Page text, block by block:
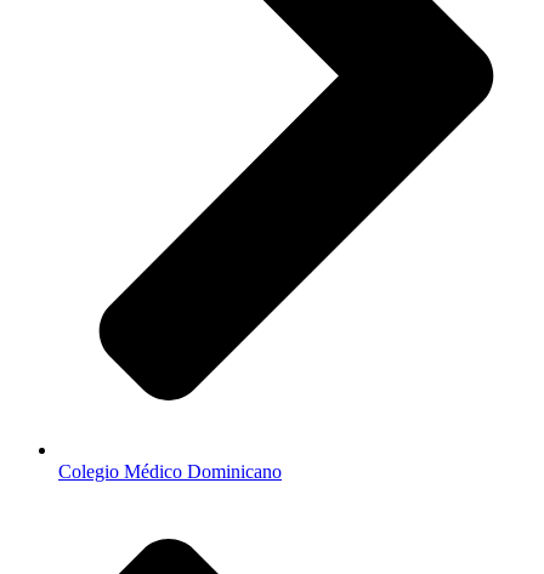
Colegio Médico Dominicano